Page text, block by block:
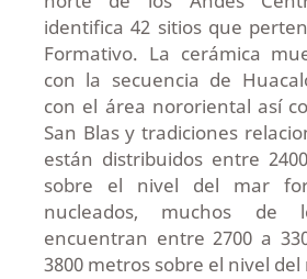
identifica 42 sitios que
Formativo. La cerámica
con la secuencia de
con el área nororiental así
San Blas y tradiciones
están distribuidos entre
sobre el nivel del mar
nucleados, muchos de
encuentran entre 2700 a
3800 metros sobre el nivel del